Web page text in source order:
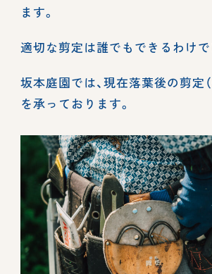
ます。
適切な剪定は誰でもできるわけで
坂本庭園では、現在落葉後の剪定
を承っております。